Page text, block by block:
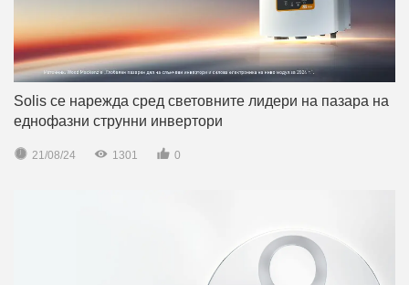
Solis се нарежда сред световните лидери на пазара на
еднофазни струнни инвертори
 21/08/24  1301  0